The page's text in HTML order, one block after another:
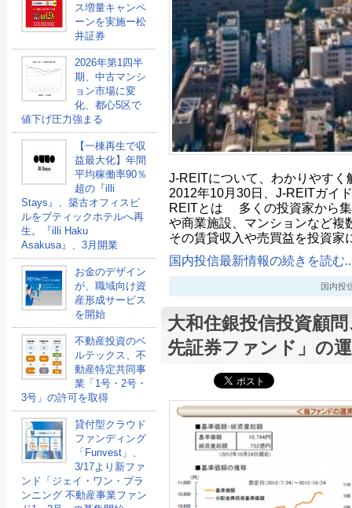
ス増量キャンペ
ーンを実施ー松
井証券
2026年第1四半
期、中古マンシ
ョン市場に変
化、都心5区で
値下げ圧力強まる
【一棟再生で収
益最大化】年間
平均稼働率90％
超の『illi
Stays』、築古オフィスビ
ルをブティックホテルへ再
生。『illi Haku
Asakusa』、3月開業
お金のデザイン
が、職域向け資
産形成サービス
を開始
不動産投資のベ
ルテックス、不
動産特定共同事
業「1号・2号・
3号」の許可を取得
貸付型クラウド
ファンディング
「Funvest」、
3/17より新ファ
ンド「ジェイ・ワン・プラ
ンニング 不動産事業ファン
J-REITについて、わかりやす
2012年10月30日、J-REITガイ
REITとは 多くの投資家から
や商業施設、マンションなど複
その賃貸収入や売買益を投資
国内投信最新情報の続きを読む
国内投
大和住銀投信投資顧
先証券ファンド」の